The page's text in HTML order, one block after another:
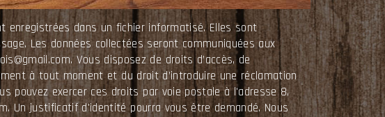
enregistrées dans un fichier informatisé. Elles sont
Les données collectées seront communiquées aux
Vous disposez de droits d’accès, de
à tout moment et du droit d’introduire une réclamation
pouvez exercer ces droits par voie postale à l'adresse 8,
Un justificatif d'identité pourra vous être demandé. Nous